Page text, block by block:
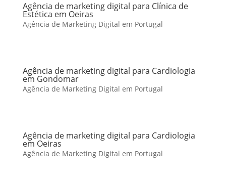
Agência de marketing digital para Clínica de
Estética em Oeiras
Agência de Marketing Digital em Portugal
Agência de marketing digital para Cardiologia
em Gondomar
Agência de Marketing Digital em Portugal
Agência de marketing digital para Cardiologia
em Oeiras
Agência de Marketing Digital em Portugal